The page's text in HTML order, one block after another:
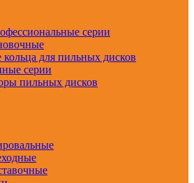
серии
для пильных дисков
серии
пильных дисков